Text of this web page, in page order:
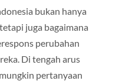
bukan hanya
juga bagaimana
perubahan
Di tengah arus
pertanyaan